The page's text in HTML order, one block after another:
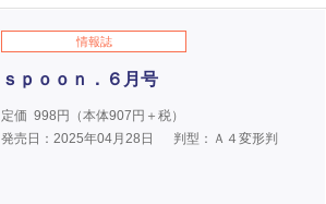
情報誌
ｓｐｏｏｎ．６月号
定価 998円（本体907円＋税）
発売日：2025年04月28日
判型：Ａ４変形判